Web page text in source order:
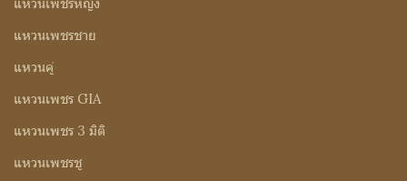
แหวนเพชรหญิง
แหวนเพชรชาย
แหวนคู่
แหวนเพชร GIA
แหวนเพชร 3 มิติ
แหวนเพชรชู